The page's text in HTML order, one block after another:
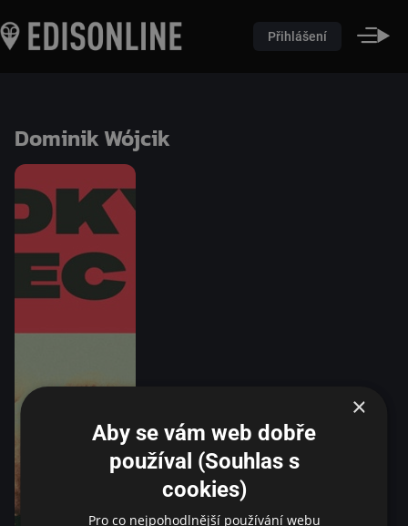
Přihlášení
Dominik Wójcik
×
Aby se vám web dobře
používal (Souhlas s
cookies)
Pro co nejpohodlnější používání webu